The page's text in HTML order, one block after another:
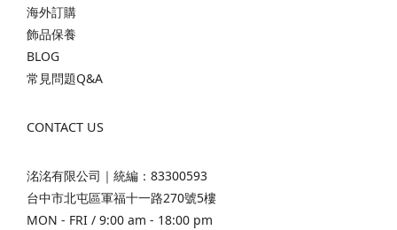
海外訂購
飾品保養
BLOG
常見問題Q&A
CONTACT US
洺洺有限公司｜統編：83300593
台中市北屯區軍福十一路270號5樓
MON - FRI / 9:00 am - 18:00 pm